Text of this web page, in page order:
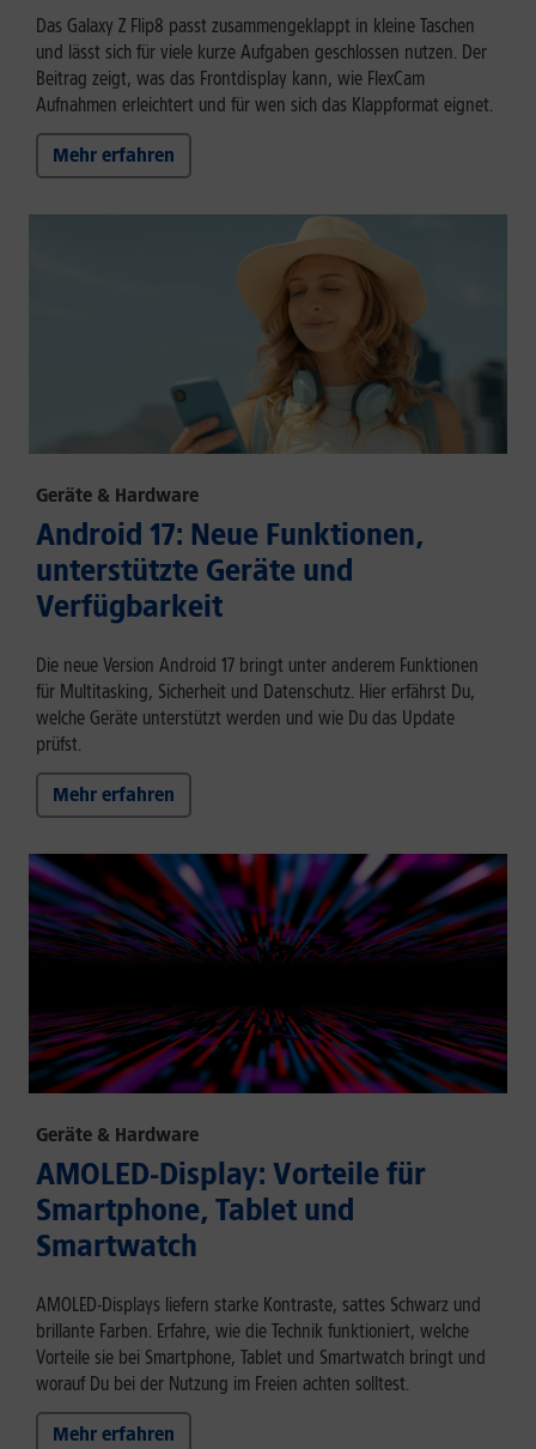
Das Galaxy Z Flip8 passt zusammengeklappt in kleine Taschen
und lässt sich für viele kurze Aufgaben geschlossen nutzen. Der
Beitrag zeigt, was das Frontdisplay kann, wie FlexCam
Aufnahmen erleichtert und für wen sich das Klappformat eignet.
Mehr erfahren
Geräte & Hardware
Android 17: Neue Funktionen,
unterstützte Geräte und
Verfügbarkeit
Die neue Version Android 17 bringt unter anderem Funktionen
für Multitasking, Sicherheit und Datenschutz. Hier erfährst Du,
welche Geräte unterstützt werden und wie Du das Update
prüfst.
Mehr erfahren
Geräte & Hardware
AMOLED-Display: Vorteile für
Smartphone, Tablet und
Smartwatch
AMOLED-Displays liefern starke Kontraste, sattes Schwarz und
brillante Farben. Erfahre, wie die Technik funktioniert, welche
Vorteile sie bei Smartphone, Tablet und Smartwatch bringt und
worauf Du bei der Nutzung im Freien achten solltest.
Mehr erfahren